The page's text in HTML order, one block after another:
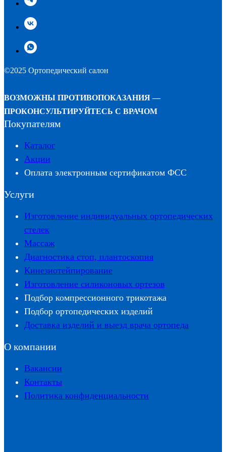
©2025 Ортопедический салон
ВОЗМОЖНЫ ПРОТИВОПОКАЗАНИЯ —
ПРОКОНСУЛЬТИРУЙТЕСЬ С ВРАЧОМ
Покупателям
Каталог
Акции
Оплата электронным сертификатом ФСС
Услуги
Изготовление индивидуальных ортопедических
стелек
Массаж
Диагностика стоп, плантоскопия
Кинезиотейпирование
Изготовление силиконовых ортезов
Подбор компрессионного трикотажа
Подбор ортопедических изделий
Доставка изделий и выезд врача ортопеда
О компании
Вакансии
Контакты
Политика конфиденциальности